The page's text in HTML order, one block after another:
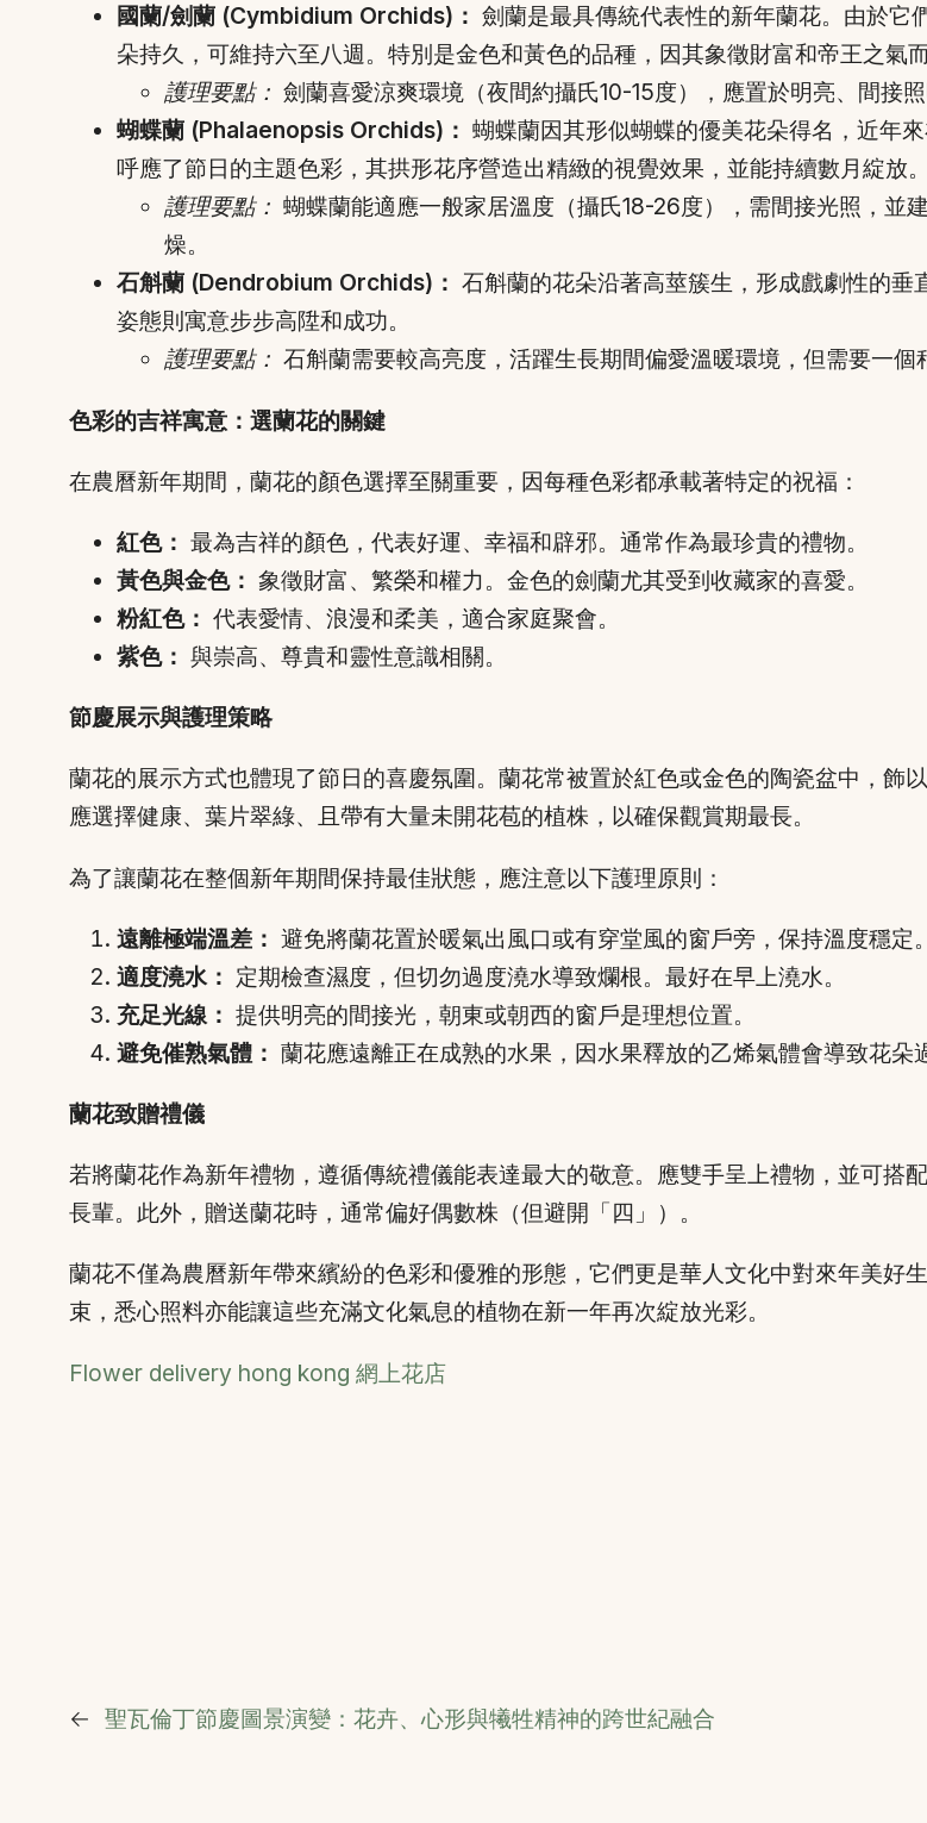
國蘭/劍蘭 (Cymbidium Orchids)： 劍蘭是最具傳統代表性的新年蘭花。由於它
朵持久，可維持六至八週。特別是金色和黃色的品種，因其象徵財富和帝王之氣而
護理要點： 劍蘭喜愛涼爽環境（夜間約攝氏10-15度），應置於明亮、間接
蝴蝶蘭 (Phalaenopsis Orchids)： 蝴蝶蘭因其形似蝴蝶的優美花朵得名，近年
呼應了節日的主題色彩，其拱形花序營造出精緻的視覺效果，並能持續數月綻放。
護理要點： 蝴蝶蘭能適應一般家居溫度（攝氏18-26度），需間接光照，並
燥。
石斛蘭 (Dendrobium Orchids)： 石斛蘭的花朵沿著高莖簇生，形成戲劇性的
姿態則寓意步步高陞和成功。
護理要點： 石斛蘭需要較高亮度，活躍生長期間偏愛溫暖環境，但需要一個
色彩的吉祥寓意：選蘭花的關鍵
在農曆新年期間，蘭花的顏色選擇至關重要，因每種色彩都承載著特定的祝福：
紅色： 最為吉祥的顏色，代表好運、幸福和辟邪。通常作為最珍貴的禮物。
黃色與金色： 象徵財富、繁榮和權力。金色的劍蘭尤其受到收藏家的喜愛。
粉紅色： 代表愛情、浪漫和柔美，適合家庭聚會。
紫色： 與崇高、尊貴和靈性意識相關。
節慶展示與護理策略
蘭花的展示方式也體現了節日的喜慶氛圍。蘭花常被置於紅色或金色的陶瓷盆中，飾
應選擇健康、葉片翠綠、且帶有大量未開花苞的植株，以確保觀賞期最長。
為了讓蘭花在整個新年期間保持最佳狀態，應注意以下護理原則：
遠離極端溫差： 避免將蘭花置於暖氣出風口或有穿堂風的窗戶旁，保持溫度穩定。
適度澆水： 定期檢查濕度，但切勿過度澆水導致爛根。最好在早上澆水。
充足光線： 提供明亮的間接光，朝東或朝西的窗戶是理想位置。
避免催熟氣體： 蘭花應遠離正在成熟的水果，因水果釋放的乙烯氣體會導致花朵
蘭花致贈禮儀
若將蘭花作為新年禮物，遵循傳統禮儀能表達最大的敬意。應雙手呈上禮物，並可搭
長輩。此外，贈送蘭花時，通常偏好偶數株（但避開「四」）。
蘭花不僅為農曆新年帶來繽紛的色彩和優雅的形態，它們更是華人文化中對來年美好
束，悉心照料亦能讓這些充滿文化氣息的植物在新一年再次綻放光彩。
Flower delivery hong kong 網上花店
← 聖瓦倫丁節慶圖景演變：花卉、心形與犧牲精神的跨世紀融合